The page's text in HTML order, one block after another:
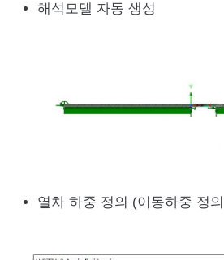
해석모델 자동 생성
열차 하중 정의 (이동하중 정